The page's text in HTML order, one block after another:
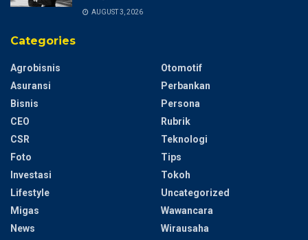
AUGUST 3, 2026
Categories
Agrobisnis
Asuransi
Bisnis
CEO
CSR
Foto
Investasi
Lifestyle
Migas
News
Otomotif
Perbankan
Persona
Rubrik
Teknologi
Tips
Tokoh
Uncategorized
Wawancara
Wirausaha